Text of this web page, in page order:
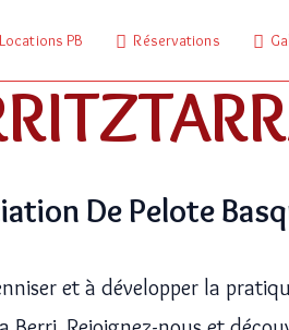
Locations PB Réservations
De Pelote
et à développer la